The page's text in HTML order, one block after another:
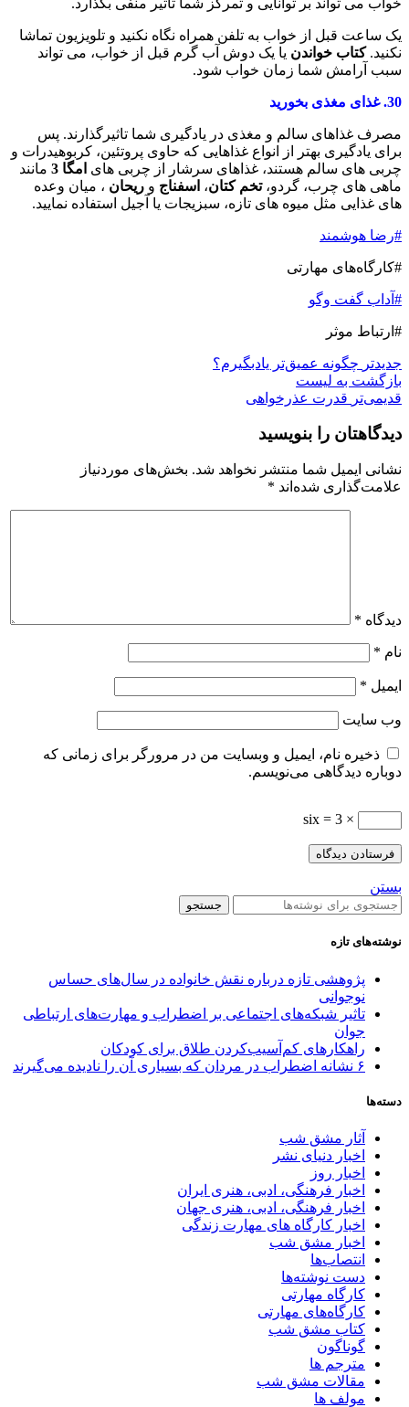
یک ساعت قبل از خواب به تلفن همراه نگاه نکنید و تلویزیون تماشا
نکنید.کتاب خواندن یا یک دوش آب گرم قبل از خواب، می تواند
سبب آرامش شما زمان خواب شود.
30. غذای مغذی بخورید
مصرف غذاهای سالم و مغذی در یادگیری شما تاثیرگذارند. پس
برای یادگیری بهتر از انواع غذاهایی که حاوی پروتئین، کربوهیدرات و
چربی های سالم هستند، غذاهای سرشار از چربی های امگا 3
مانند
ماهی های چرب، گردو،تخم کتان، اسفناج و ریحان ، میان وعده
های غذایی مثل میوه های تازه، سبزیجات یا آجیل استفاده نمایید.
#رضا هوشمند
#کارگاه‌های مهارتی
#آداب گفت وگو
#ارتباط موثر
جدیدتر چگونه عمیق‌تر یادبگیرم؟
بازگشت بە لیست
قدیمی‌تر قدرت عذرخواهی
دیدگاهتان را بنویسید
نشانی ایمیل شما منتشر نخواهد شد. بخش‌های موردنیاز
علامت‌گذاری شده‌اند *
دیدگاه *
نام *
ایمیل *
وب‌ سایت
ذخیره نام، ایمیل و وبسایت من در مرورگر برای زمانی که
دوباره دیدگاهی می‌نویسم.
× 3 = six
بستن
جستجو
نوشته‌های تازه
پژوهشی تازه درباره نقش خانواده در سال‌های حساس
نوجوانی
تاثیر شبکه‌های اجتماعی بر اضطراب و مهارت‌های ارتباطی
جوان
راهکارهای کم‌آسیب‌کردن طلاق برای کودکان
۶ نشانه اضطراب در مردان که بسیاری آن را نادیده می‌گیرند
دسته‌ها
آثار مشق شب
اخبار دنیای نشر
اخبار روز
اخبار فرهنگی، ادبی، هنری ایران
اخبار فرهنگی، ادبی، هنری جهان
اخبار کارگاه های مهارت زندگی
اخبار مشق شب
انتصاب‌ها
دست نوشته‌ها
کارگاه مهارتی
کارگاه‌های مهارتی
کتاب مشق شب
گوناگون
مترجم ها
مقالات مشق شب
مولف ها